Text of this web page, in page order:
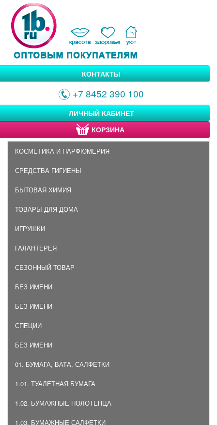
КОНТАКТЫ
+7 8452 390 100
ЛИЧНЫЙ КАБИНЕТ
КОРЗИНА
КОСМЕТИКА И ПАРФЮМЕРИЯ
СРЕДСТВА ГИГИЕНЫ
БЫТОВАЯ ХИМИЯ
ТОВАРЫ ДЛЯ ДОМА
ИГРУШКИ
ГАЛАНТЕРЕЯ
СЕЗОННЫЙ ТОВАР
БЕЗ ИМЕНИ
БЕЗ ИМЕНИ
СПЕЦИИ
БЕЗ ИМЕНИ
01. БУМАГА, ВАТА, САЛФЕТКИ
1.01. ТУАЛЕТНАЯ БУМАГА
1.02. БУМАЖНЫЕ ПОЛОТЕНЦА
1.03. БУМАЖНЫЕ САЛФЕТКИ